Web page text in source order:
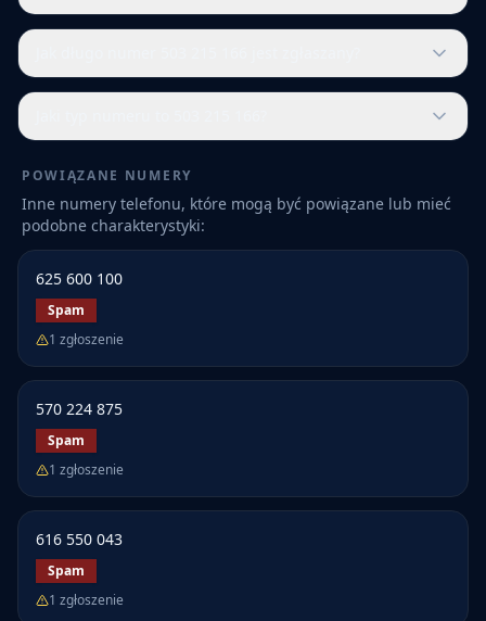
POWIĄZANE NUMERY
Inne numery telefonu, które mogą być powiązane lub mieć
podobne charakterystyki:
625 600 100
Spam
1 zgłoszenie
570 224 875
Spam
1 zgłoszenie
616 550 043
Spam
1 zgłoszenie